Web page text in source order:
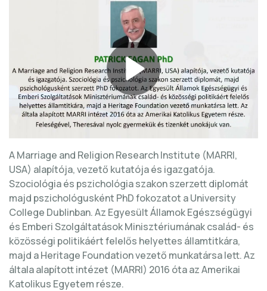
A Marriage and Religion Research Institute (MARRI,
USA) alapítója, vezető kutatója és igazgatója.
Szociológia és pszichológia szakon szerzett diplomát
majd pszichológusként PhD fokozatot a University
College Dublinban. Az Egyesült Államok Egészségügyi
és Emberi Szolgáltatások Minisztériumának család- és
közösségi politikáért felelős helyettes államtitkára,
majd a Heritage Foundation vezető munkatársa lett. Az
általa alapított intézet (MARRI) 2016 óta az Amerikai
Katolikus Egyetem része.